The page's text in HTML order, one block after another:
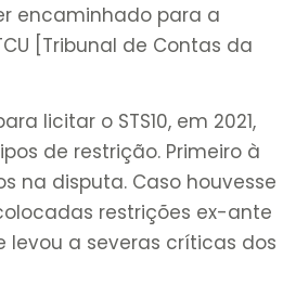
encaminhado para a
[Tribunal de Contas da
licitar o STS10, em 2021,
de restrição. Primeiro à
na disputa. Caso houvesse
restrições ex-ante
a severas críticas dos